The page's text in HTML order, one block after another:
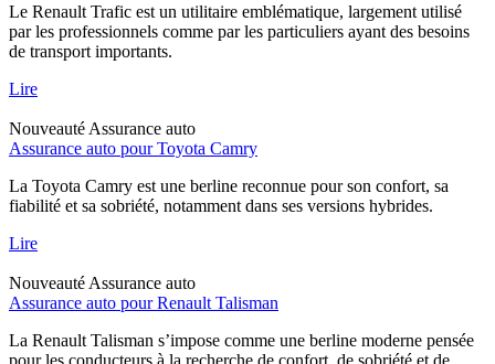
Le Renault Trafic est un utilitaire emblématique, largement utilisé
par les professionnels comme par les particuliers ayant des besoins
de transport importants.
Lire
Nouveauté Assurance auto
Assurance auto pour Toyota Camry
La Toyota Camry est une berline reconnue pour son confort, sa
fiabilité et sa sobriété, notamment dans ses versions hybrides.
Lire
Nouveauté Assurance auto
Assurance auto pour Renault Talisman
La Renault Talisman s’impose comme une berline moderne pensée
pour les conducteurs à la recherche de confort, de sobriété et de